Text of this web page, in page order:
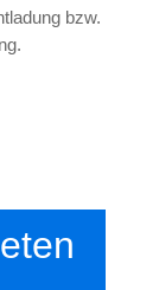
bzw.